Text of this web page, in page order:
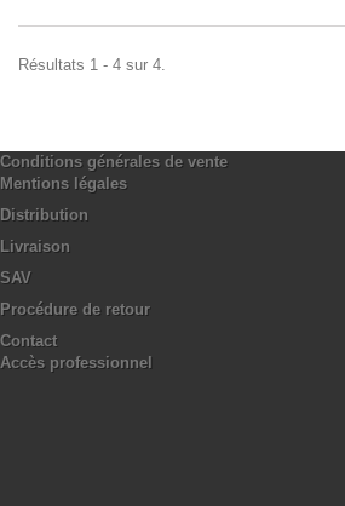
Résultats 1 - 4 sur 4.
Conditions générales de vente
Mentions légales
Distribution
Livraison
SAV
Procédure de retour
Contact
Accès professionnel